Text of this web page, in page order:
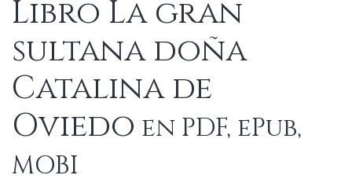
Libro La gran
sultana doña
Catalina de
Oviedo en PDF, ePub,
MOBI